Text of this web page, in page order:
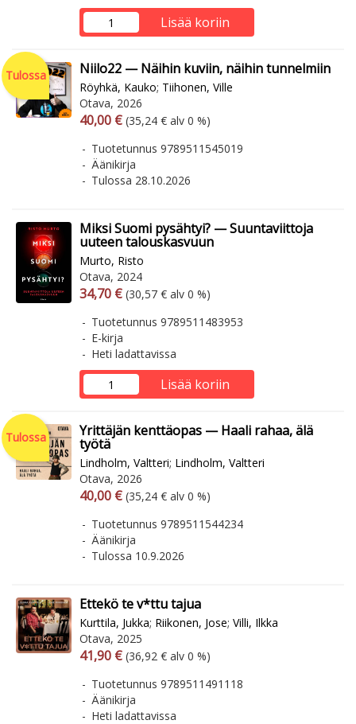
Lisää koriin
Tulossa Niilo22 — Näihin kuviin, näihin tunnelmiin
Röyhkä, Kauko; Tiihonen, Ville
Otava, 2026
Arvonlisäverollinen hinta
40,00 € Arvonlisäveroton hinta
(35,24 € alv 0 %)
Tuotetunnus 9789511545019
Äänikirja
Tulossa 28.10.2026
Miksi Suomi pysähtyi? — Suuntaviittoja
uuteen talouskasvuun
Murto, Risto
Otava, 2024
Arvonlisäverollinen hinta
34,70 € Arvonlisäveroton hinta
(30,57 € alv 0 %)
Tuotetunnus 9789511483953
E-kirja
Heti ladattavissa
Lisää koriin
Tulossa Yrittäjän kenttäopas — Haali rahaa, älä
työtä
Lindholm, Valtteri; Lindholm, Valtteri
Otava, 2026
Arvonlisäverollinen hinta
40,00 € Arvonlisäveroton hinta
(35,24 € alv 0 %)
Tuotetunnus 9789511544234
Äänikirja
Tulossa 10.9.2026
Ettekö te v*ttu tajua
Kurttila, Jukka; Riikonen, Jose; Villi, Ilkka
Otava, 2025
Arvonlisäverollinen hinta
41,90 € Arvonlisäveroton hinta
(36,92 € alv 0 %)
Tuotetunnus 9789511491118
Äänikirja
Heti ladattavissa